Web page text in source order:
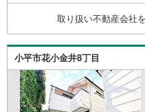
ー、紙おむつ、アメ
スモニター等完備し
取り扱い不動産会社
小平市花小金井8丁目